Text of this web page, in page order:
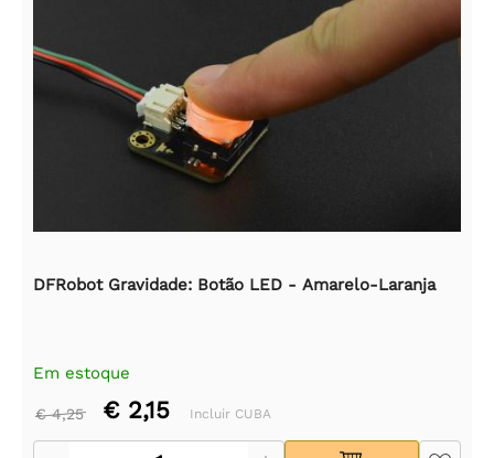
DFRobot Gravidade: Botão LED - Amarelo-Laranja
Em estoque
€ 4,25 € 2,15 Incluir CUBA